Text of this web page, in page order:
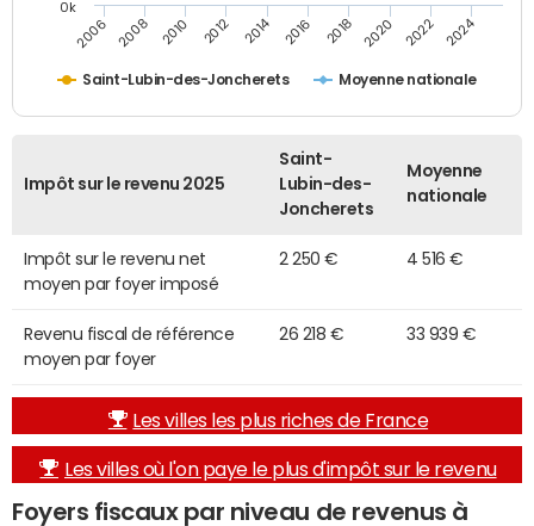
Saint-Lubin-des-Joncherets Moyenne nationale
2006 2008 2010 2012 2014 2016 2018 2020 2022 2024
0k
Impôt sur le revenu 2025
Saint-
Lubin-des-
Joncherets
Moyenne
nationale
Impôt sur le revenu net
moyen par foyer imposé
2 250 € 4 516 €
Revenu fiscal de référence
moyen par foyer
26 218 € 33 939 €
Les villes les plus riches de France
Les villes où l'on paye le plus d'impôt sur le revenu
Foyers fiscaux par niveau de revenus à